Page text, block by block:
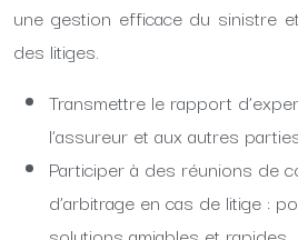
une gestion efficace du sinistre
des litiges.
Transmettre le rapport
l’assureur et aux autres
Participer à des réunions de
d’arbitrage en cas de litige :